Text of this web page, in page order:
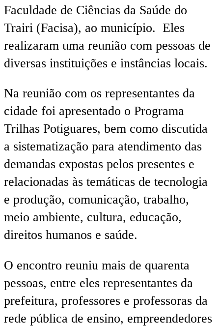
Faculdade de Ciências da Saúde do
Trairi (Facisa), ao município. Eles
realizaram uma reunião com pessoas de
diversas instituições e instâncias locais.
Na reunião com os representantes da
cidade foi apresentado o Programa
Trilhas Potiguares, bem como discutida
a sistematização para atendimento das
demandas expostas pelos presentes e
relacionadas às temáticas de tecnologia
e produção, comunicação, trabalho,
meio ambiente, cultura, educação,
direitos humanos e saúde.
O encontro reuniu mais de quarenta
pessoas, entre eles representantes da
prefeitura, professores e professoras da
rede pública de ensino, empreendedores